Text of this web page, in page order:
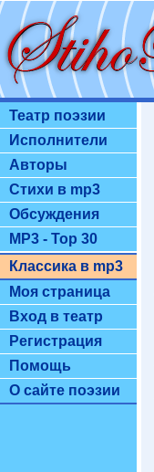
Театр поэзии
Исполнители
Авторы
Стихи в mp3
Обсуждения
MP3 - Top 30
Классика в mp3
Моя страница
Вход в театр
Регистрация
Помощь
О сайте поэзии